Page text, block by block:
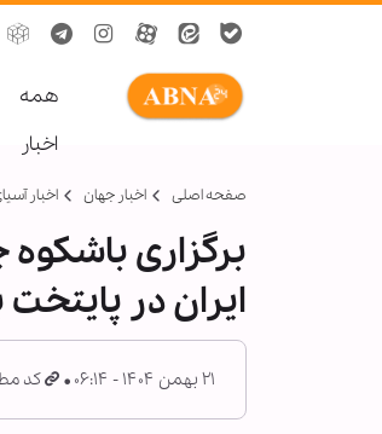
همه
اخبار
صفحه اصلی اخبار جهان اخبار
برگزاری
ایران در
۲۱ بهمن ۱۴۰۴ - ۰۶:۱۴ کد مطلب: